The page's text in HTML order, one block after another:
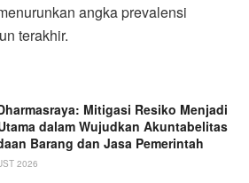
angka prevalensi
terakhir.
Mitigasi Resiko Menjadi
dalam Wujudkan Akuntabelitas
Barang dan Jasa Pemerintah
2026